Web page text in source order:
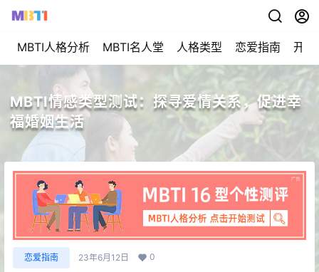
MBTI人格分析 MBTI名人堂 人格类型 恋爱指南 开始
MBTI情感类型测试：探寻爱情关系，促进幸
福婚姻生活
恋爱指南 23年6月12日 0